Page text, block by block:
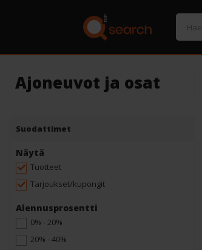
Ajoneuvot ja osat
Suodattimet
Näytä
Tuotteet
Tarjoukset/kupongit
Alennusprosentti
0% - 20%
20% - 40%